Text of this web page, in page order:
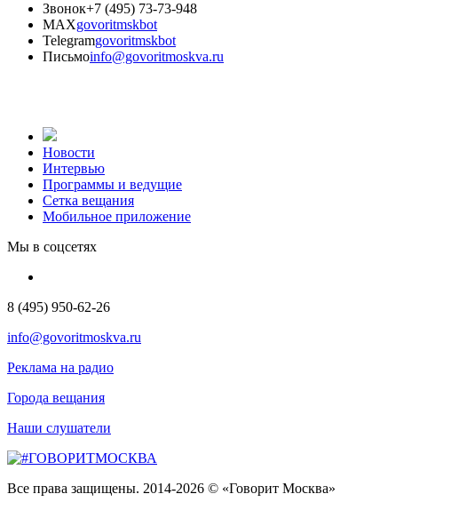
Звонок+7 (495) 73-73-948
MAXgovoritmskbot
Telegramgovoritmskbot
Письмоinfo@govoritmoskva.ru
Новости
Интервью
Программы и ведущие
Сетка вещания
Мобильное приложение
Мы в соцсетях
8 (495) 950-62-26
info@govoritmoskva.ru
Реклама на радио
Города вещания
Наши слушатели
Все права защищены. 2014-2026 © «Говорит Москва»